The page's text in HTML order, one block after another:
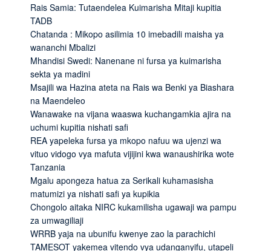
Rais Samia: Tutaendelea Kuimarisha Mitaji kupitia
TADB
Chatanda : Mikopo asilimia 10 imebadili maisha ya
wananchi Mbalizi
Mhandisi Swedi: Nanenane ni fursa ya kuimarisha
sekta ya madini
Msajili wa Hazina ateta na Rais wa Benki ya Biashara
na Maendeleo
Wanawake na vijana waaswa kuchangamkia ajira na
uchumi kupitia nishati safi
REA yapeleka fursa ya mkopo nafuu wa ujenzi wa
vituo vidogo vya mafuta vijijini kwa wanaushirika wote
Tanzania
Mgalu apongeza hatua za Serikali kuhamasisha
matumizi ya nishati safi ya kupikia
Chongolo aitaka NIRC kukamilisha ugawaji wa pampu
za umwagiliaji
WRRB yaja na ubunifu kwenye zao la parachichi
TAMESOT yakemea vitendo vya udanganyifu, utapeli